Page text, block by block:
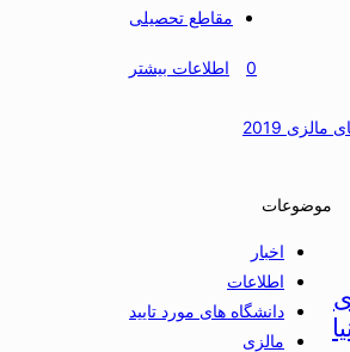
مقاطع تحصیلی
0
اطلاعات بیشتر
موضوعات
اخبار
اطلاعات
دانشگاه های مورد تایید
مالزی